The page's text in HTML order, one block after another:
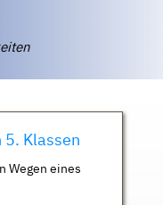
Klassen
Wegen eines